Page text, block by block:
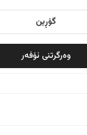
گۆڕین
وەرگرتنی ئۆفەر